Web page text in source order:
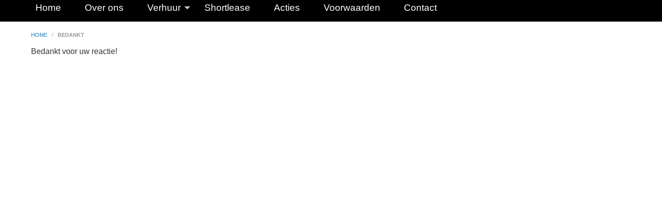
Home Over ons Verhuur Shortlease Acties Voorwaarden Contact
HOME / BEDANKT
Bedankt voor uw reactie!